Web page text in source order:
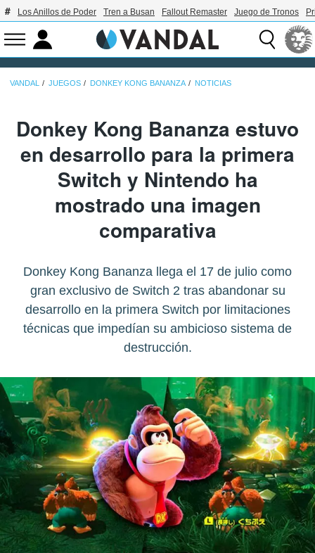
Los Anillos de Poder Tren a Busan Fallout Remaster Juego de Tronos
VANDAL JUEGOS DONKEY KONG BANANZA NOTICIAS
Donkey Kong Bananza estuvo
en desarrollo para la primera
Switch y Nintendo ha
mostrado una imagen
comparativa
Donkey Kong Bananza llega el 17 de julio como
gran exclusivo de Switch 2 tras abandonar su
desarrollo en la primera Switch por limitaciones
técnicas que impedían su ambicioso sistema de
destrucción.